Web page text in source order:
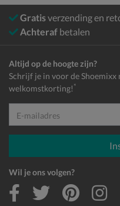
Gratisverzending en
Achteraf betalen
Altijd op de hoogte zijn?
Schrijf je in voor de
welkomstkorting! *
E-mailadres
Wil je ons volgen?